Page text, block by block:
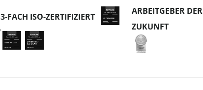
3-FACH ISO-ZERTIFIZIERT
ARBEITGEBER DER
ZUKUNFT